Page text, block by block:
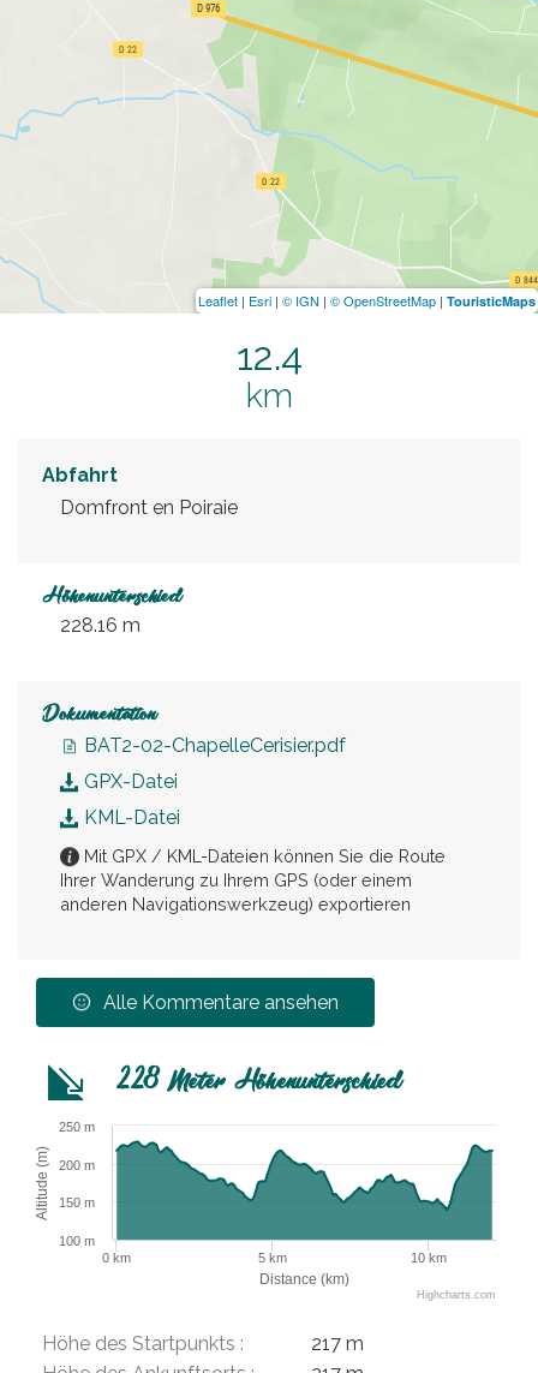
12.4
km
Abfahrt
Domfront en Poiraie
Höhenunterschied
228.16 m
Dokumentation
BAT2-02-ChapelleCerisier.pdf
GPX-Datei
KML-Datei
Mit GPX / KML-Dateien können Sie die Route
Ihrer Wanderung zu Ihrem GPS (oder einem
anderen Navigationswerkzeug) exportieren
Alle Kommentare ansehen
228 Meter Höhenunterschied
Distance (km)
Altitude (m)
0 km 5 km 10 km
100 m
150 m
200 m
250 m
Highcharts.com
Höhe des Startpunkts :
217 m
Leaflet | Esri | © IGN | © OpenStreetMap | TouristicMaps